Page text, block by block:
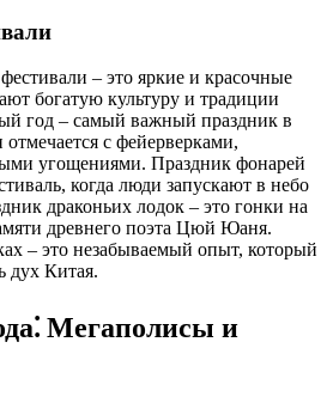
– это яркие и красочные
богатую культуру и традиции
год – самый важный праздник в
с фейерверками,
угощениями. Праздник фонарей
когда люди запускают в небо
драконьих лодок – это гонки на
древнего поэта Цюй Юаня.
– это незабываемый опыт, который
дух Китая.
Мегаполисы и